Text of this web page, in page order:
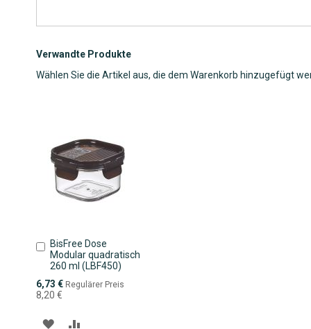
Verwandte Produkte
Wählen Sie die Artikel aus, die dem Warenkorb hinzugefügt
BisFree Dose
Modular quadratisch
260 ml (LBF450)
Sonderpreis
6,73 € Regulärer Preis
8,20 €
In
den
Warenkorb
ZUR